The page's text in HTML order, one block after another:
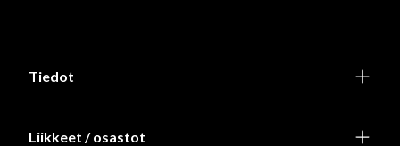
Tiedot
Liikkeet / osastot